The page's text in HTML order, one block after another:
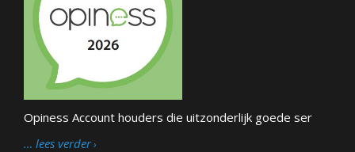
Opiness Account houders die uitzonderlijk goede ser
… lees verder